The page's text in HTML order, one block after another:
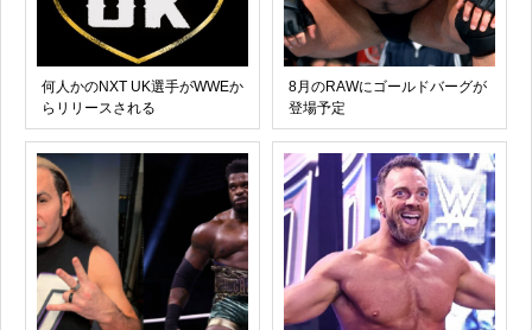
何人かのNXT UK選手がWWEか
らリリースされる
8月のRAWにゴールドバーグが
登場予定